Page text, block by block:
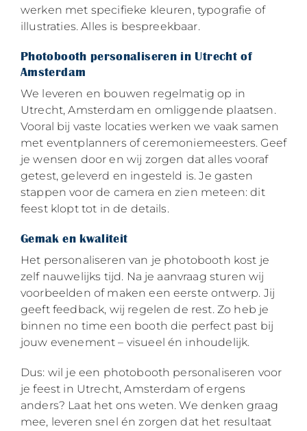
werken met specifieke kleuren, typografie of
illustraties. Alles is bespreekbaar.
Photobooth personaliseren in Utrecht of
Amsterdam
We leveren en bouwen regelmatig op in
Utrecht, Amsterdam en omliggende plaatsen.
Vooral bij vaste locaties werken we vaak samen
met eventplanners of ceremoniemeesters. Geef
je wensen door en wij zorgen dat alles vooraf
getest, geleverd en ingesteld is. Je gasten
stappen voor de camera en zien meteen: dit
feest klopt tot in de details.
Gemak en kwaliteit
Het personaliseren van je photobooth kost je
zelf nauwelijks tijd. Na je aanvraag sturen wij
voorbeelden of maken een eerste ontwerp. Jij
geeft feedback, wij regelen de rest. Zo heb je
binnen no time een booth die perfect past bij
jouw evenement – visueel én inhoudelijk.
Dus: wil je een photobooth personaliseren voor
je feest in Utrecht, Amsterdam of ergens
anders? Laat het ons weten. We denken graag
mee, leveren snel én zorgen dat het resultaat